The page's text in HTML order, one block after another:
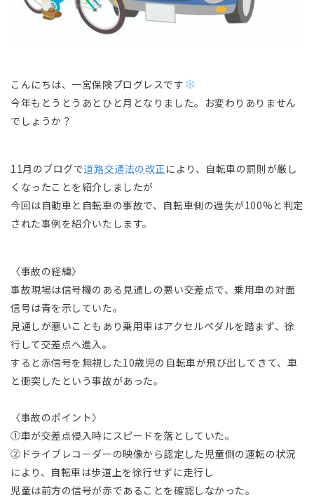
こんにちは、一宮保険プログレスです
今年もとうとうあとひと月となりました。お変わりありません
でしょうか？
11月のブログで道路交通法の改正 により、自転車の罰則が厳し
くなったことを紹介しましたが
今回は自動車と自転車の事故で、自転車側の過失が100%と判定
された事例を紹介いたします。
〈事故の経緯〉
事故現場は信号機のある見通しの悪い交差点で、乗用車の対面
信号は青を示していた。
見通しが悪いこともあり乗用車はアクセルペダルを踏まず、徐
行して交差点へ進入。
すると赤信号を無視した10歳児の自転車が飛び出してきて、車
と衝突したという事故があった。
〈事故のポイント〉
①車が交差点侵入時にスピードを落としていた。
②ドライブレコーダーの映像から認定した児童側の運転の状況
により、自転車は歩道上を徐行せずに走行し
児童は前方の信号が赤であることを確認しなかった。